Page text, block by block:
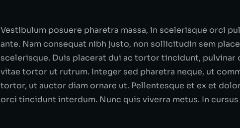
Vestibulum posuere pharetra massa, in scelerisque orci
ante. Nam consequat nibh justo, non sollicitudin sem
scelerisque. Duis placerat dui ac tortor tincidunt, pulvinar
vitae tortor ut rutrum. Integer sed pharetra neque, ut
tortor, ut auctor diam ornare ut. Pellentesque et ex et
orci tincidunt interdum. Nunc quis viverra metus. In